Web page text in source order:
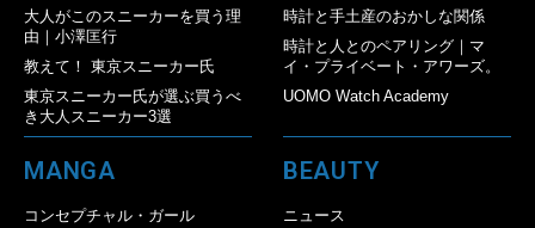
大人がこのスニーカーを買う理
由｜小澤匡行
教えて！ 東京スニーカー氏
東京スニーカー氏が選ぶ買うべ
き大人スニーカー3選
時計と手土産のおかしな関係
時計と人とのペアリング｜マ
イ・プライベート・アワーズ。
UOMO Watch Academy
MANGA
コンセプチャル・ガール
BEAUTY
ニュース